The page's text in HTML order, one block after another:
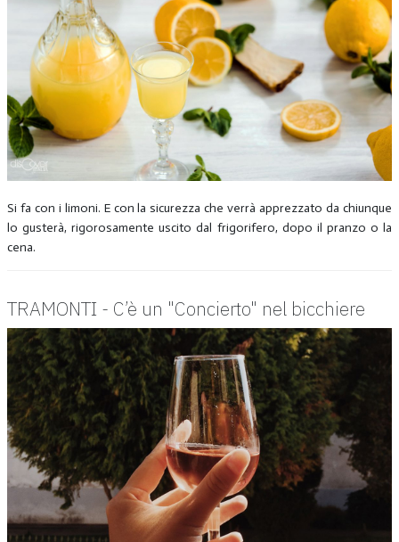
Si fa con i limoni. E con la sicurezza che verrà apprezzato da chiunque
lo gusterà, rigorosamente uscito dal frigorifero, dopo il pranzo o la
cena.
TRAMONTI - C’è un "Concierto" nel bicchiere